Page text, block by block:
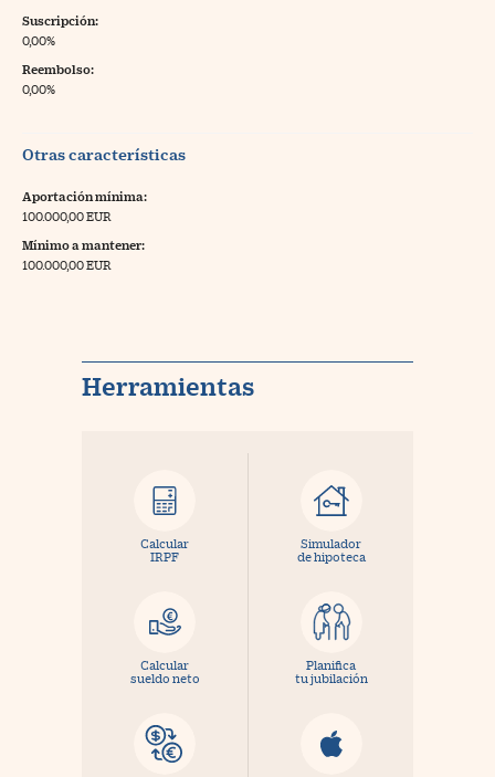
Suscripción:
0,00%
Reembolso:
0,00%
Otras características
Aportación mínima:
100.000,00 EUR
Mínimo a mantener:
100.000,00 EUR
Herramientas
Calcular
IRPF
Simulador
de hipoteca
Calcular
sueldo neto
Planifica
tu jubilación